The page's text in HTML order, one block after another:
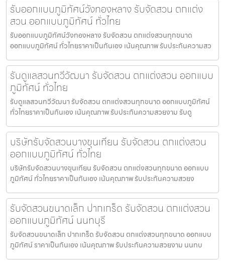
รับออกแบบภูมิทัศน์วังทองหลาง รับจัดสวน ตกแต่ง
สวน ออกแบบภูมิทัศน์ ทั่วไทย
รับออกแบบภูมิทัศน์วังทองหลาง รับจัดสวน ตกแต่งสวนทุกขนาด
ออกแบบภูมิทัศน์ ทั่วไทยราคาเป็นกันเอง เน้นคุณภาพ รับประกันความสว
รับดูแลสวนทวีวัฒนา รับจัดสวน ตกแต่งสวน ออกแบบ
ภูมิทัศน์ ทั่วไทย
รับดูแลสวนทวีวัฒนา รับจัดสวน ตกแต่งสวนทุกขนาด ออกแบบภูมิทัศน์
ทั่วไทยราคาเป็นกันเอง เน้นคุณภาพ รับประกันความสวยงาม รับดู
บริษัทรับจัดสวนบางขุนเทียน รับจัดสวน ตกแต่งสวน
ออกแบบภูมิทัศน์ ทั่วไทย
บริษัทรับจัดสวนบางขุนเทียน รับจัดสวน ตกแต่งสวนทุกขนาด ออกแบบ
ภูมิทัศน์ ทั่วไทยราคาเป็นกันเอง เน้นคุณภาพ รับประกันความสวยง
รับจัดสวนขนาดเล็ก ปากเกร็ด รับจัดสวน ตกแต่งสวน
ออกแบบภูมิทัศน์ นนทบุรี
รับจัดสวนขนาดเล็ก ปากเกร็ด รับจัดสวน ตกแต่งสวนทุกขนาด ออกแบบ
ภูมิทัศน์ ราคาเป็นกันเอง เน้นคุณภาพ รับประกันความสวยงาม นนทบ